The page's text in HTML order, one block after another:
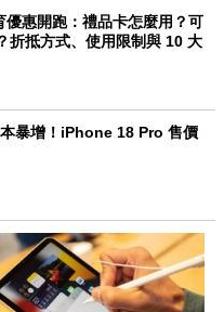
惠開跑：禮品卡怎麼用？可
折抵方式、使用限制與 10 大
暴增！iPhone 18 Pro 售價